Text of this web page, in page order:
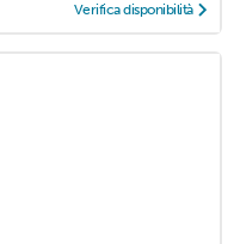
Verifica disponibilità